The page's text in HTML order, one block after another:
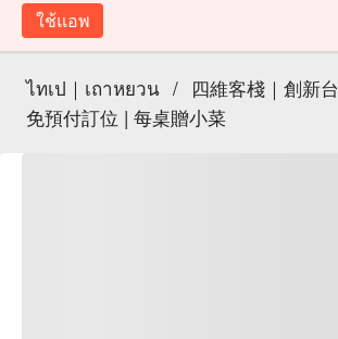
ใช้แอพ
ไทเป｜เถาหยวน / 四維客棧｜創新
免預付訂位 | 每桌贈小菜